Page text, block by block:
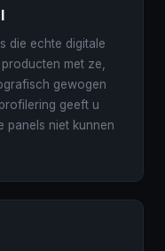
die echte digitale
met ze,
gewogen
geeft u
panels niet kunnen